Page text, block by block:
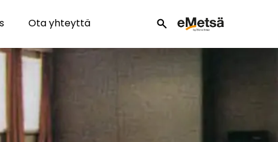
Ota yhteyttä search